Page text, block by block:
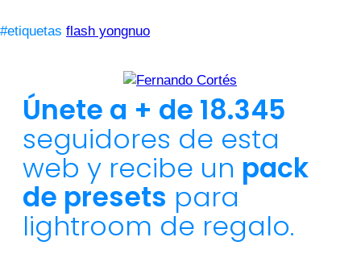
#etiquetas flash yongnuo
Únete a + de 18.345
seguidores de esta
web y recibe un pack
de presets para
lightroom de regalo.